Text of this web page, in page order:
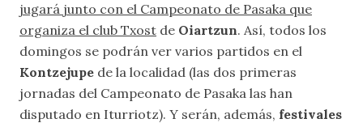
jugará junto con el Campeonato de Pasaka que
organiza el club Txost de Oiartzun. Así, todos los
domingos se podrán ver varios partidos en el
Kontzejupe de la localidad (las dos primeras
jornadas del Campeonato de Pasaka las han
disputado en Iturriotz). Y serán, además, festivales